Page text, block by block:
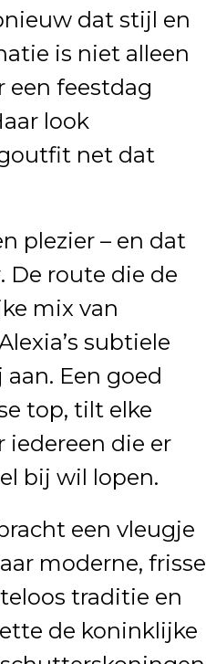
dat stijl en
is niet alleen
een feestdag
look
net dat
plezier – en dat
De route die de
mix van
subtiele
Een goed
top, tilt elke
iedereen die er
bij wil lopen.
een vleugje
moderne, frisse
traditie en
de koninklijke